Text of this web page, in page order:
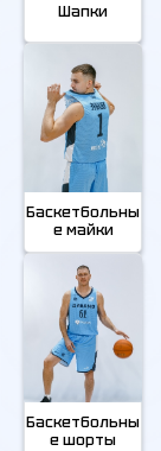
Шапки
Баскетбольны
е майки
Баскетбольны
е шорты